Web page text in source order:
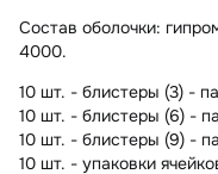
Состав оболочки:
4000.
10 шт. - блистеры (3) -
10 шт. - блистеры (6) -
10 шт. - блистеры (9) -
10 шт. - упаковки